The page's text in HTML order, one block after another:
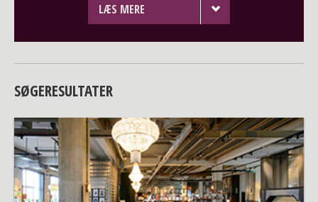
der vil forkæle din krop med wellness- og
skønhedsbehandlinger. Personalet på de respektive
wellness- og kursteder i Europa har lange og stolte
Derfor kan vi skræddersy et spa-ophold lige efter dine
seriøst bud på en aktiv ferie med kultur, natur, sport og
herlige udflugtsmål. Sagt med få ord: Spa Tours vil være i
stand til at give næsten alle aldersgrupper en uforglemmelig
oplevelse og skøn velvære.
Wellnessophold på skønne
LÆS MERE
SØGERESULTATER